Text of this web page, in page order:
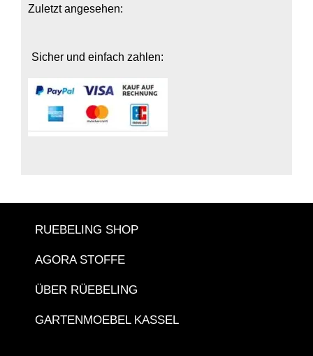
Zuletzt angesehen:
Sicher und einfach zahlen:
RUEBELING SHOP
AGORA STOFFE
ÜBER RÜEBELING
GARTENMOEBEL KASSEL